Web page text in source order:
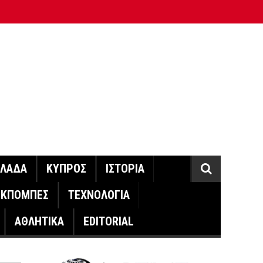
ΚΥΠΡΟΣ
ΙΣΤΟΡΙΑ
ΤΕΧΝΟΛΟΓΙΑ
ΑΘΛΗΤΙΚΑ EDITORIAL